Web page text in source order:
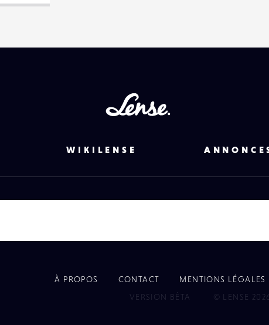
WIKILENSE
À PROPOS CONTACT
MENTIONS LÉGALES
VERSION BÊTA
© LENSE